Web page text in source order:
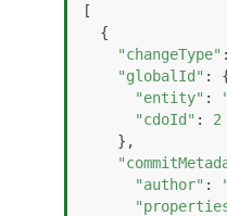
[
"changeType"
"globalId" :
"entity" :
"cdoId" : 2
"author" :